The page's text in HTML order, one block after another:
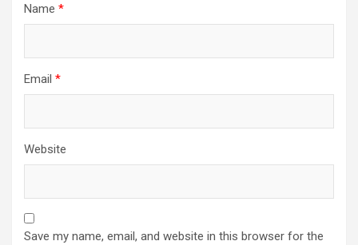
Name *
Email *
Website
Save my name, email, and website in this browser for the